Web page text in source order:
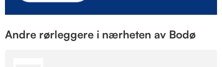
Andre rørleggere i nærheten av Bodø